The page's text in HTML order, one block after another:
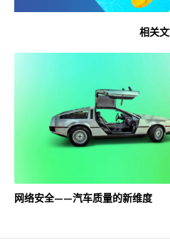
相关
网络安全——汽车质量的新维度